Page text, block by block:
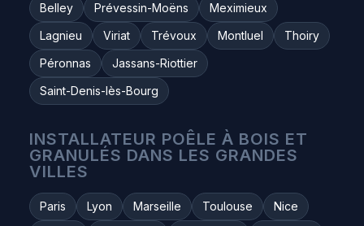
Belley
Prévessin-Moëns
Meximieux
Lagnieu
Viriat Trévoux Montluel
Thoiry
Péronnas
Jassans-Riottier
Saint-Denis-lès-Bourg
INSTALLATEUR POÊLE À BOIS ET
GRANULÉS DANS LES GRANDES
VILLES
Paris Lyon Marseille Toulouse
Nice